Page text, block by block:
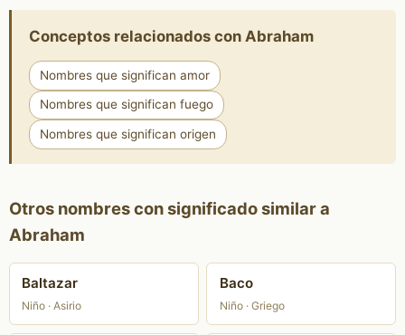
Conceptos relacionados con Abraham
Nombres que significan amor
Nombres que significan fuego
Nombres que significan origen
Otros nombres con significado similar a
Abraham
Baltazar
Niño · Asirio
Baco
Niño · Griego